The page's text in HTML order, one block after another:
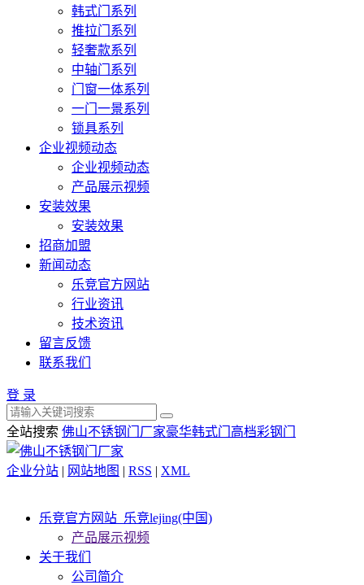
韩式门系列
推拉门系列
轻奢款系列
中轴门系列
门窗一体系列
一门一景系列
锁具系列
企业视频动态
企业视频动态
产品展示视频
安装效果
安装效果
招商加盟
新闻动态
乐竞官方网站
行业资讯
技术资讯
留言反馈
联系我们
登 录
全站搜索 佛山不锈钢门厂家豪华韩式门 高档彩钢门
企业分站 | 网站地图 | RSS | XML
乐竞官方网站_乐竞lejing(中国)
产品展示视频
关于我们
公司简介